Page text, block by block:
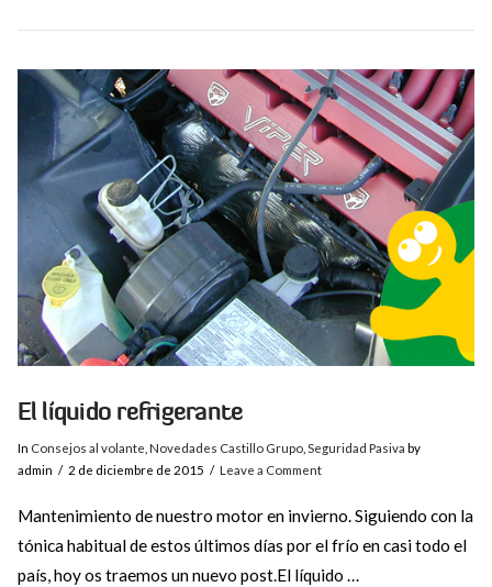
VIEW POST
El líquido refrigerante
In Consejos al volante Novedades Castillo Grupo, Seguridad Pasiva by
admin
2 de diciembre de 2015 Leave a Comment
Mantenimiento de nuestro motor en invierno. Siguiendo con la
tónica habitual de estos últimos días por el frío en casi todo el
país, hoy os traemos un nuevo post.El líquido …